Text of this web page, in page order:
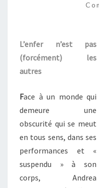
L’enfer n’est pas
(forcément) les
autres
Face à un monde qui
demeure une
obscurité qui se meut
en tous sens, dans ses
performances et «
suspendu » à son
corps, Andrea